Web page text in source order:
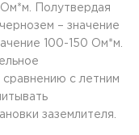
Полутвердая
– значение
100-150 Ом*м.
сравнению с летним
заземлителя.